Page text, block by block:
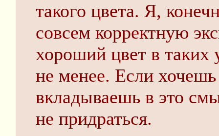
такого цвета. Я,
совсем корректную
хороший цвет в таких
не менее. Если хочешь
вкладываешь в это
не придраться.